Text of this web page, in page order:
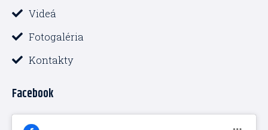
Videá
Fotogaléria
Kontakty
Facebook